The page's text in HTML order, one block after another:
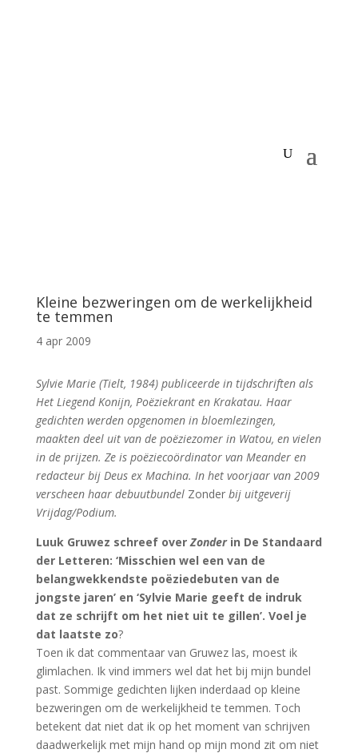
Kleine bezweringen om de werkelijkheid
te temmen
4 apr 2009
Sylvie Marie (Tielt, 1984) publiceerde in tijdschriften als
Het Liegend Konijn, Poëziekrant en Krakatau. Haar
gedichten werden opgenomen in bloemlezingen,
maakten deel uit van de poëziezomer in Watou, en vielen
in de prijzen. Ze is poëziecoördinator van Meander en
redacteur bij Deus ex Machina. In het voorjaar van 2009
verscheen haar debuutbundel Zonder bij uitgeverij
Vrijdag/Podium.
Luuk Gruwez schreef overZonderin De Standaard
der Letteren: ‘Misschien wel een van de
belangwekkendste poëziedebuten van de
jongste jaren’ en ‘Sylvie Marie geeft de indruk
dat ze schrijft om het niet uit te gillen’. Voel je
dat laatste zo?
Toen ik dat commentaar van Gruwez las, moest ik
glimlachen. Ik vind immers wel dat het bij mijn bundel
past. Sommige gedichten lijken inderdaad op kleine
bezweringen om de werkelijkheid te temmen. Toch
betekent dat niet dat ik op het moment van schrijven
daadwerkelijk met mijn hand op mijn mond zit om niet